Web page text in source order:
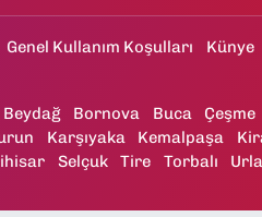
Genel Kullanım Koşulları Künye
Beydağ Bornova Buca Çeşme
Karşıyaka Kemalpaşa
Selçuk Tire Torbalı Urla